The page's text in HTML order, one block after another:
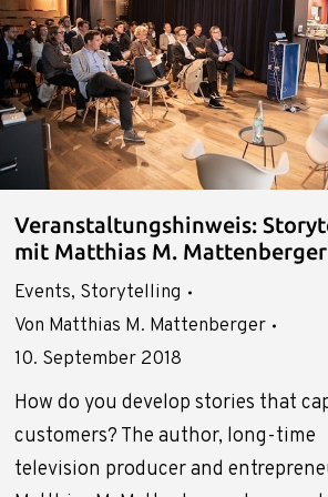
Veranstaltungshinweis:
mit Matthias M. Mattenberger
Events, Storytelling
Von Matthias M. Mattenberger
10. September 2018
How do you develop stories that
customers? The author, long-time
television producer and